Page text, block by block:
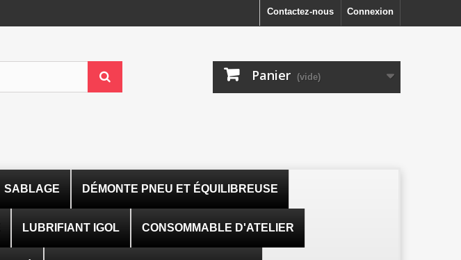
Connexion
Contactez-nous
Panier (vide)
SABLAGE DÉMONTE PNEU ET ÉQUILIBREUSE
LUBRIFIANT IGOL CONSOMMABLE D'ATELIER